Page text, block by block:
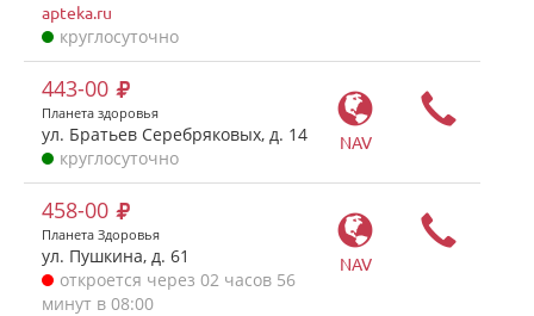
apteka.ru
круглосуточно
NAV
443-00
Планета здоровья
ул. Братьев Серебряковых, д. 14
круглосуточно
NAV
458-00
Планета Здоровья
ул. Пушкина, д. 61
откроется через 02 часов 56
минут в 08:00